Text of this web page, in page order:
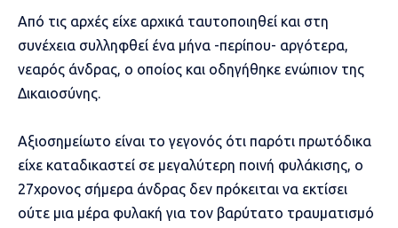
Από τις αρχές είχε αρχικά ταυτοποιηθεί και στη
συνέχεια συλληφθεί ένα μήνα -περίπου- αργότερα,
νεαρός άνδρας, ο οποίος και οδηγήθηκε ενώπιον της
Δικαιοσύνης.
Αξιοσημείωτο είναι το γεγονός ότι παρότι πρωτόδικα
είχε καταδικαστεί σε μεγαλύτερη ποινή φυλάκισης, ο
27χρονος σήμερα άνδρας δεν πρόκειται να εκτίσει
ούτε μια μέρα φυλακή για τον βαρύτατο τραυματισμό